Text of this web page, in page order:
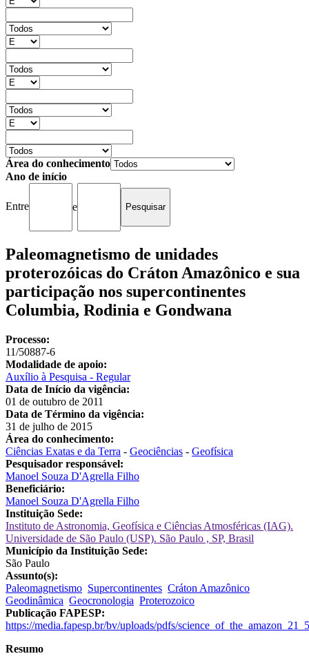
Área do conhecimento
Ano de início
Entre e
Paleomagnetismo de unidades
proterozóicas do Cráton Amazônico e sua
participação nos supercontinentes
Columbia, Rodinia e Gondwana
Processo:
11/50887-6
Modalidade de apoio:
Auxílio à Pesquisa - Regular
Data de Início da vigência:
01 de outubro de 2011
Data de Término da vigência:
31 de julho de 2015
Área do conhecimento:
Ciências Exatas e da Terra - Geociências - Geofísica
Pesquisador responsável:
Manoel Souza D'Agrella Filho
Beneficiário:
Manoel Souza D'Agrella Filho
Instituição Sede:
Instituto de Astronomia, Geofísica e Ciências Atmosféricas (IAG).
Universidade de São Paulo (USP). São Paulo , SP, Brasil
Município da Instituição Sede:
São Paulo
Assunto(s):
Paleomagnetismo Supercontinentes Cráton Amazônico
Geodinâmica Geocronologia Proterozoico
Publicação FAPESP:
https://media.fapesp.br/bv/uploads/pdfs/
Resumo